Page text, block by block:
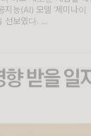
능(AI) 모델 ‘제미나이
선보였다. ...